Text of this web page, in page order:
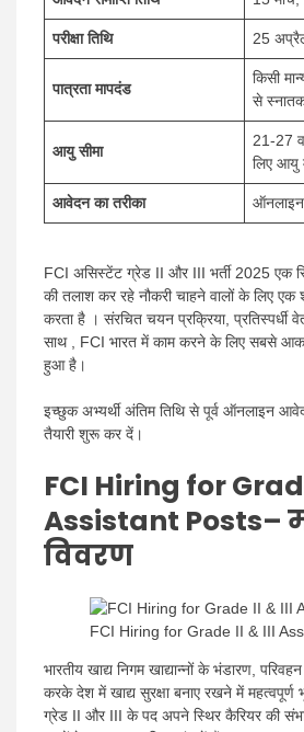
परीक्षा तिथि 25
पात्रता मापदंड
किसी
से
आयु सीमा
21-27
लिए आयु
आवेदन का तरीका ऑनलाइन
FCI असिस्टेंट ग्रेड II और III भर्ती 2025 एक
की तलाश कर रहे नौकरी चाहने वालों के लिए एक
करता है । संरचित चयन प्रक्रिया, प्रतिस्पर्धी
साथ , FCI भारत में काम करने के लिए सबसे
हुआ है।
इच्छुक अभ्यर्थी अंतिम तिथि से पूर्व ऑनलाइन
तैयारी शुरू कर दें।
FCI Hiring for
Assistant Posts–
विवरण
FCI Hiring for Grade II & III
भारतीय खाद्य निगम खाद्यान्नों के भंडारण,
करके देश में खाद्य सुरक्षा बनाए रखने में महत्वपूर्ण
ग्रेड II और III के पद अपने स्थिर कैरियर की